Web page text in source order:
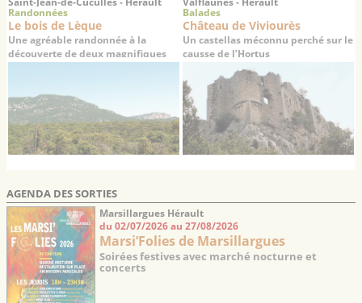
Randonnées
Le bois de Lèque
Une agréable randonnée à la
découverte de deux magnifiques
Balades
Château de Viviourès
Un castellas méconnu perché sur le
causse de l’Hortus
AGENDA DES SORTIES
Marsillargues Hérault
du 02/07/2026 au 27/08/2026
Marsi’Folies de Marsillargues
Soirées festives avec marché nocturne et
concerts